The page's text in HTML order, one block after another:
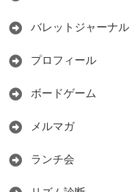
バレットジャーナル
プロフィール
ボードゲーム
メルマガ
ランチ会